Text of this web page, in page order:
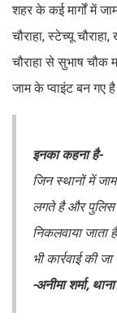
शहर के कई मार्गों में
चौराहा, स्टेच्यू
चौराहा से सुभाष चौक
जाम के प्वाइंट बन गए
इनका कहना है-
जिन स्थानों में
लगते है और पुलिस
निकलवाया जाता
भी कार्रवाई की
-अनीमा शर्मा,